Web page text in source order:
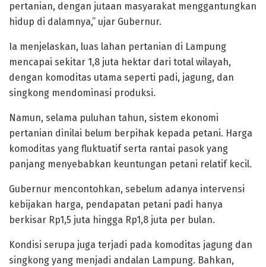
pertanian, dengan jutaan masyarakat menggantungkan
hidup di dalamnya,” ujar Gubernur.
Ia menjelaskan, luas lahan pertanian di Lampung
mencapai sekitar 1,8 juta hektar dari total wilayah,
dengan komoditas utama seperti padi, jagung, dan
singkong mendominasi produksi.
Namun, selama puluhan tahun, sistem ekonomi
pertanian dinilai belum berpihak kepada petani. Harga
komoditas yang fluktuatif serta rantai pasok yang
panjang menyebabkan keuntungan petani relatif kecil.
Gubernur mencontohkan, sebelum adanya intervensi
kebijakan harga, pendapatan petani padi hanya
berkisar Rp1,5 juta hingga Rp1,8 juta per bulan.
Kondisi serupa juga terjadi pada komoditas jagung dan
singkong yang menjadi andalan Lampung. Bahkan,